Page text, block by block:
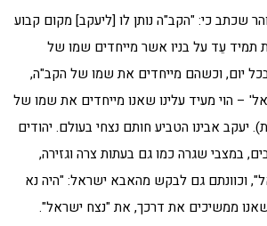
שכתב כי: "הקב"ה נותן לו [ליעקב] מקום קבוע
תמיד עֵד על בניו אשר מייחדים שמו של
יום, וכשהם מייחדים את שמו של הקב"ה,
– הוי מעיד עלינו שאנו מייחדים את שמו של
יעקב אבינו הטביע חותם נצחי בעולם. יהודים
במצבי שגרה כמו גם בעתות צרה וגזירה,
וכוונתם גם לבקש מהאבא ישראל: "היה נא
שאנו ממשיכים את דרכך, את "נצח ישראל".